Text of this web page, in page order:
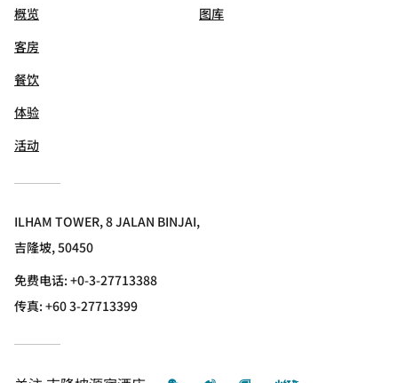
概览
客房
餐饮
体验
活动
图库
ILHAM TOWER, 8 JALAN BINJAI,
吉隆坡, 50450
免费电话:+0-3-27713388
传真:+60 3-27713399